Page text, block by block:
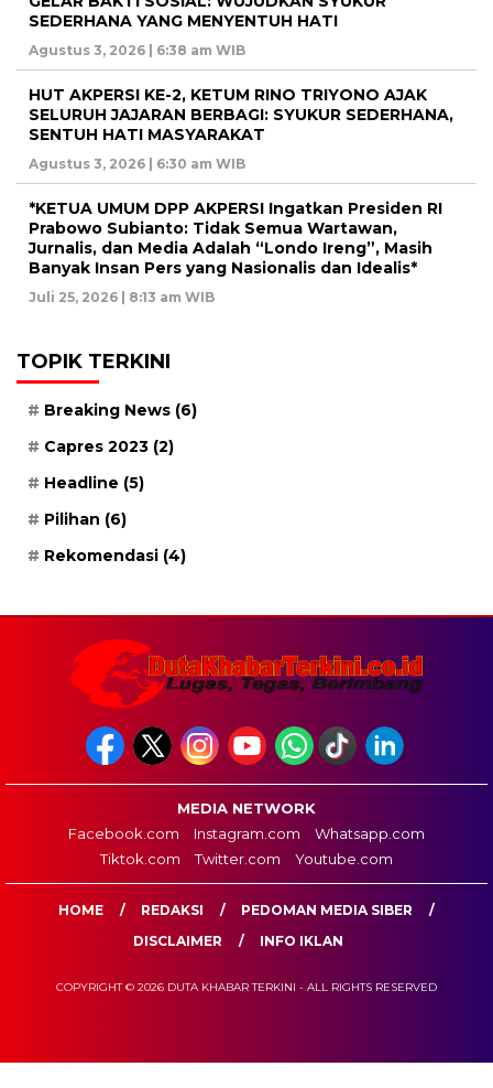
SEDERHANA YANG MENYENTUH HATI
Agustus 3, 2026 | 6:38 am WIB
HUT AKPERSI KE-2, KETUM RINO TRIYONO AJAK
SELURUH JAJARAN BERBAGI: SYUKUR SEDERHANA,
SENTUH HATI MASYARAKAT
Agustus 3, 2026 | 6:30 am WIB
*KETUA UMUM DPP AKPERSI Ingatkan Presiden RI
Prabowo Subianto: Tidak Semua Wartawan,
Jurnalis, dan Media Adalah “Londo Ireng”, Masih
Banyak Insan Pers yang Nasionalis dan Idealis*
Juli 25, 2026 | 8:13 am WIB
TOPIK TERKINI
Breaking News (6)
Capres 2023 (2)
Headline (5)
Pilihan (6)
Rekomendasi (4)
MEDIA NETWORK
Facebook.com
Instagram.com
Whatsapp.com
Tiktok.com
Twitter.com Youtube.com
HOME REDAKSI
PEDOMAN MEDIA SIBER
DISCLAIMER
INFO IKLAN
COPYRIGHT © 2026 DUTA KHABAR TERKINI - ALL RIGHTS RESERVED